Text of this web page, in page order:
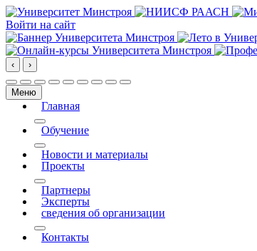
Войти на сайт
‹ ›
Меню
Главная
More about: Главная
Обучение
More about: Обучение
Новости и материалы
Проекты
More about: Проекты
Партнеры
Эксперты
сведения об организации
More about: сведения об организации
Контакты